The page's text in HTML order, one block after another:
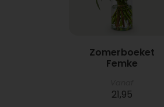
Zomerboeket
Femke
21,95